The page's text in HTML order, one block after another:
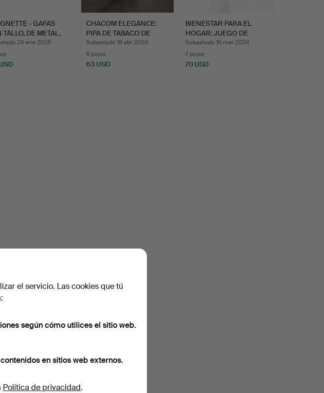
- GAFAS
TALLO, DE METAL,
24 ene 2025
CHACOM ELEGANCE:
PIPA DE TABACO DE
MADERA …
Subastado 16 abr 2024
6 pujas
63 USD
BIENESTAR PARA EL
HOGAR: JUEGO DE
BAÑO CON…
Subastado 16 mar 2024
7 pujas
70 USD
el servicio. Las cookies que tú
según cómo utilices el sitio web.
en sitios web externos.
Política de privacidad.